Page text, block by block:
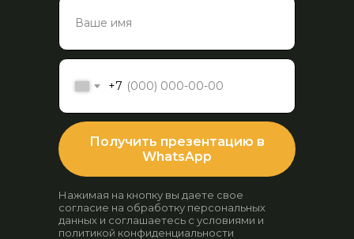
+7
Получить презентацию в
WhatsApp
Нажимая на кнопку вы даете свое
согласие на обработку персональных
данных и соглашаетесь с условиями и
политикой конфиденциальности